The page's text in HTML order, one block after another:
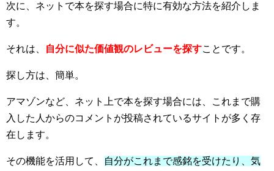
次に、ネットで本を探す場合に特に有効な方法を紹介しま
す。
それは、 自分に似た価値観のレビューを探すことです。
探し方は、簡単。
アマゾンなど、ネット上で本を探す場合には、これまで購
入した人からのコメントが投稿されているサイトが多く存
在します。
その機能を活用して、
自分がこれまで感銘を受けたり、気